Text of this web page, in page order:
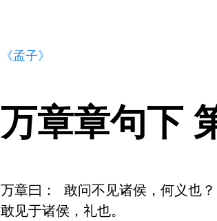
《孟子》
万章章句下
万章曰： 敢问不见诸侯，何义也
敢见于诸侯，礼也。